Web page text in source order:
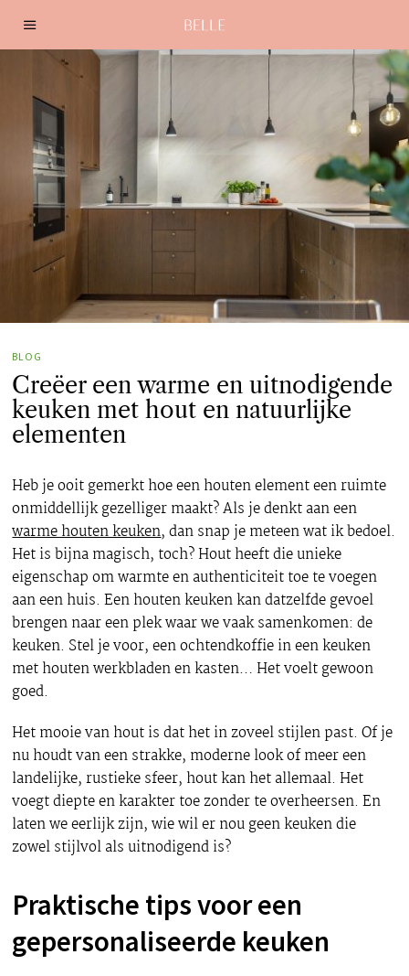
BLOG
Creëer een warme en uitnodigende
keuken met hout en natuurlijke
elementen
Heb je ooit gemerkt hoe een houten element een ruimte
onmiddellijk gezelliger maakt? Als je denkt aan een
warme houten keuken, dan snap je meteen wat ik bedoel.
Het is bijna magisch, toch? Hout heeft die unieke
eigenschap om warmte en authenticiteit toe te voegen
aan een huis. Een houten keuken kan datzelfde gevoel
brengen naar een plek waar we vaak samenkomen: de
keuken. Stel je voor, een ochtendkoffie in een keuken
met houten werkbladen en kasten… Het voelt gewoon
goed.
Het mooie van hout is dat het in zoveel stijlen past. Of je
nu houdt van een strakke, moderne look of meer een
landelijke, rustieke sfeer, hout kan het allemaal. Het
voegt diepte en karakter toe zonder te overheersen. En
laten we eerlijk zijn, wie wil er nou geen keuken die
zowel stijlvol als uitnodigend is?
Praktische tips voor een
gepersonaliseerde keuken